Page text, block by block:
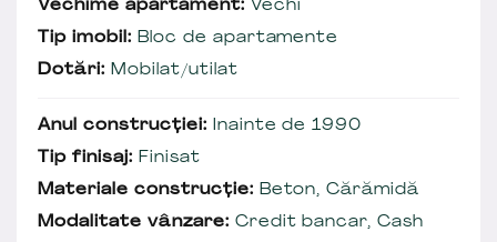
Vechime apartament: Vechi
Tip imobil: Bloc de apartamente
Dotări: Mobilat/utilat
Anul construcției: Inainte de 1990
Tip finisaj: Finisat
Materiale construcție: Beton, Cărămidă
Modalitate vânzare: Credit bancar, Cash